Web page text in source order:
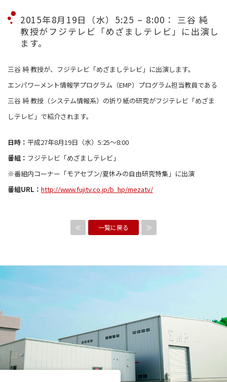
2015年8月19日（水）5:25 – 8:00： 三谷 純
教授がフジテレビ「めざましテレビ」に出演し
ます。
三谷 純 教授が、フジテレビ「めざましテレビ」に出演します。
エンパワーメント情報学プログラム（EMP）プログラム担当教員である
三谷 純 教授（システム情報系）の折り紙の研究がフジテレビ「めざま
しテレビ」で紹介されます。
日時： 平成27年8月19日（水）5:25～8:00
番組： フジテレビ「めざましテレビ」
※番組内コーナー「モアセブン/夏休みの自由研究特集」に出演
番組URL： http://www.fujitv.co.jp/b_hp/mezatv/
≪ 一覧に戻る ≫